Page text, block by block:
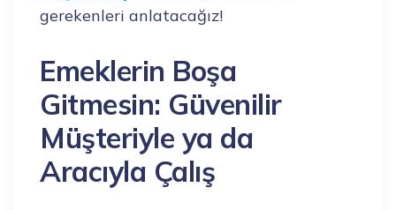
gerekenleri anlatacağız!
Emeklerin Boşa
Gitmesin: Güvenilir
Müşteriyle ya da
Aracıyla Çalış